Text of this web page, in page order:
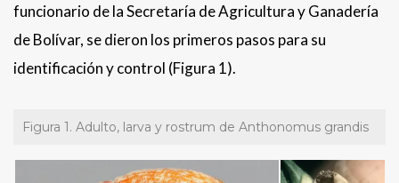
funcionario de la Secretaría de Agricultura y Ganadería
de Bolívar, se dieron los primeros pasos para su
identificación y control (Figura 1).
Figura 1. Adulto, larva y rostrum de Anthonomus grandis